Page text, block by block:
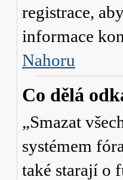
registrace,
informace
Nahoru
Co dělá
„Smazat
systémem
také starají o